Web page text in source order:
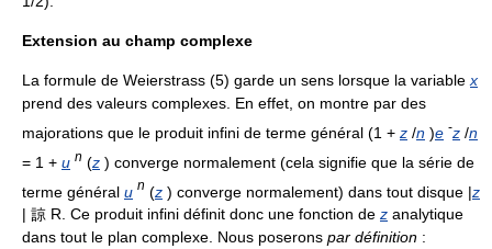
Extension au champ complexe
La formule de Weierstrass (5) garde un sens lorsque la variablex
prend des valeurs complexes. En effet, on montre par des
majorations que le produit infini de terme général (1 + z /n )e -z /n
= 1 + u n (z ) converge normalement (cela signifie que la série de
terme général u n (z ) converge normalement) dans tout disque |z
| 諒 R. Ce produit infini définit donc une fonction de z analytique
dans tout le plan complexe. Nous poserons par définition :